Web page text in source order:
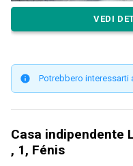
VEDI
Potrebbero interessarti
Casa indipendente
, 1, Fénis